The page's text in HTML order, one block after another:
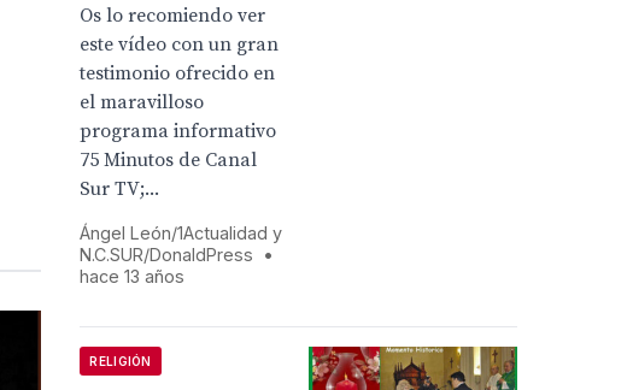
Os lo recomiendo ver
este vídeo con un gran
testimonio ofrecido en
el maravilloso
programa informativo
75 Minutos de Canal
Sur TV;...
Ángel León/1Actualidad y
N.C.SUR/DonaldPress
•
hace 13 años
RELIGIÓN